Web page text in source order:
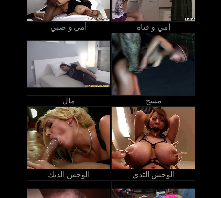
أمي و صبي أمي و فتاة
مال مسخ
الوحش الديك الوحش الثدي